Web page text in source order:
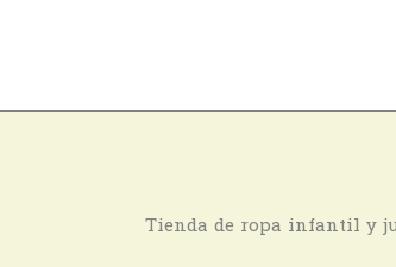
Tienda de ropa infantil y